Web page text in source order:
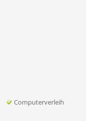
Computerverleih